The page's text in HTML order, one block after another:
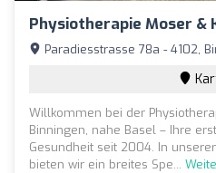
Physiotherapie Moser &
Paradiesstrasse 78a - 4102,
Willkommen bei der
Binningen, nahe Basel – Ihre
Gesundheit seit 2004. In
bieten wir ein breites Spe...